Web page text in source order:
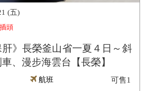
頭
肝》長榮釜山省一夏４日～斜
、漫步海雲台【長榮】
(五)
航班 可售1